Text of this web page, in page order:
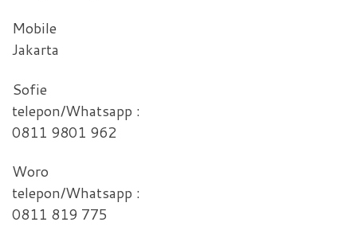
Mobile
Jakarta
Sofie
telepon/Whatsapp :
0811 9801 962
Woro
telepon/Whatsapp :
0811 819 775